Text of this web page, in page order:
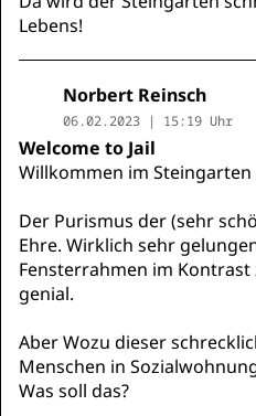
Lebens!
Norbert Reinsch
06.02.2023 | 15:19 Uhr
Welcome to Jail
Willkommen im Steingarten
Der Purismus der (sehr
Ehre. Wirklich sehr
Fensterrahmen im Kontrast
genial.
Aber Wozu dieser
Menschen in
Was soll das?